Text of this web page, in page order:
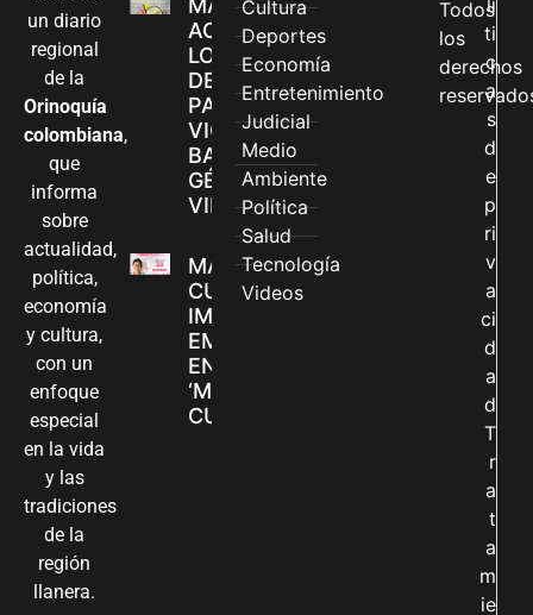
un diario
regional
de la
Orinoquía
colombiana,
que
informa
sobre
actualidad,
política,
economía
y cultura,
con un
enfoque
especial
en la vida
y las
tradiciones
de la
región
llanera.
MÁS MUJERES
ACCEDEN A
LOS CANALES
DE ATENCIÓN
PARA
VIOLENCIAS
BASADAS EN
GÉNERO EN
VILLAVICENCIO
MADRES
CUIDADORAS
IMPULSAN SUS
EMPRENDIMIENTOS
EN LA FERIA
‘MANOS QUE
CUIDAN Y CREAN’
Cultura
Deportes
Economía
Entretenimiento
Judicial
Medio
Ambiente
Política
Salud
Tecnología
Videos
Todos
los
derechos
lí
ti
c
a
s
d
e
p
ri
v
a
ci
d
a
d
T
r
a
t
a
m
ie